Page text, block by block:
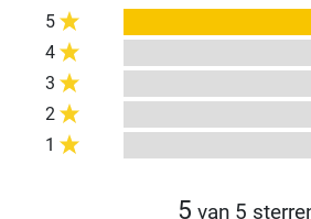
5
4
3
2
1
5 van 5